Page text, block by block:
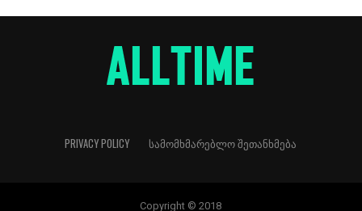
PRIVACY POLICY ᲡᲐᲛᲝᲛᲮᲛᲐᲠᲔᲑᲚᲝ ᲨᲔᲗᲐᲜᲮᲛᲔᲑᲐ
Copyright © 2018